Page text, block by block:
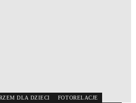
DLA DZIECI
FOTORELACJE